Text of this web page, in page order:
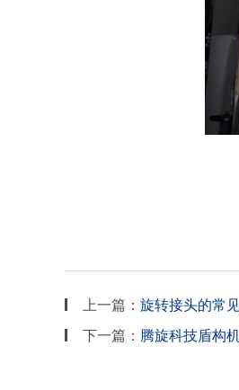
上一篇： 旋转接头的常
下一篇： 腾旋科技盾构